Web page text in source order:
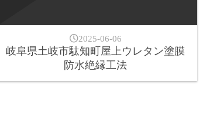
2025-06-06
岐阜県土岐市駄知町屋上ウレタン塗膜
防水絶縁工法